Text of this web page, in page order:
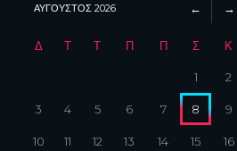
ΑΎΓΟΥΣΤΟΣ 2026
Δ Τ Τ Π Π Σ Κ
1 2
3 4 5 6 7 8 9
10 11 12 13 14 15 16